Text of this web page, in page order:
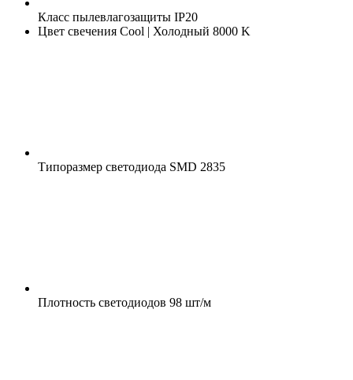
Класс пылевлагозащиты IP20
Цвет свечения Cool | Холодный 8000 K
Типоразмер светодиода SMD 2835
Плотность светодиодов 98 шт/м